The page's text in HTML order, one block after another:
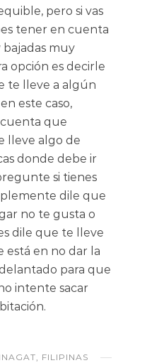
pero si vas
tener en cuenta
bajadas muy
opción es decirle
te lleve a algún
este caso,
que
lleve algo de
donde debe ir
si tienes
dile que
no te gusta o
dile que te lleve
está en no dar la
para que
intente sacar
FILIPINAS